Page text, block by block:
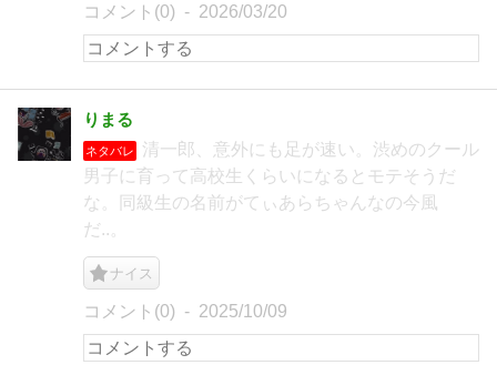
コメント(0) 2026/03/20
りまる
ネタバレ
清一郎、意外にも足が速い。渋めのクール
男子に育って高校生くらいになるとモテそうだ
な。同級生の名前がてぃあらちゃんなの今風
だ..。
ナイス
コメント(0) 2025/10/09